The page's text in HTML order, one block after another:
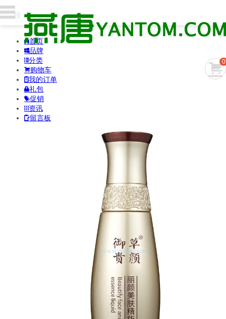
0
首页
品牌
分类
购物车
我的订单
礼包
促销
资讯
留言板